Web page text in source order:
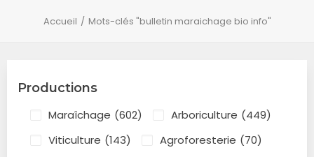
Accueil Mots-clés "bulletin maraichage bio info"
Productions
Maraîchage (602) Arboriculture (449)
Viticulture (143) Agroforesterie (70)